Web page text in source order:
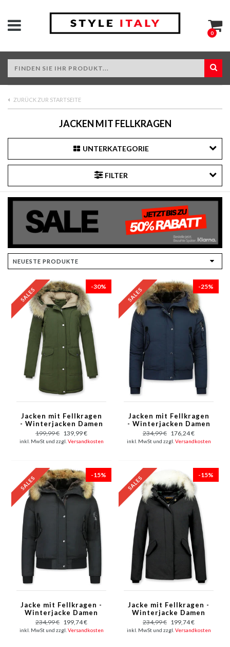
0
ZURÜCK ZUR STARTSEITE
JACKEN MIT FELLKRAGEN
UNTERKATEGORIE
FILTER
-30%
Jacken mit Fellkragen
- Winterjacken Damen
Lange - Parka - Khaki
199,99 € 139,99 €
inkl. MwSt und zzgl. Versandkosten
-25%
Jacken mit Fellkragen
- Winterjacken Damen
Kurz - Blau
234,99 € 176,24 €
inkl. MwSt und zzgl. Versandkosten
-15%
Jacke mit Fellkragen -
Winterjacke Damen
Kurz - Schwarz
234,99 € 199,74 €
inkl. MwSt und zzgl. Versandkosten
-15%
Jacke mit Fellkragen -
Winterjacke Damen
Kurz - Schwarz
234,99 € 199,74 €
inkl. MwSt und zzgl. Versandkosten